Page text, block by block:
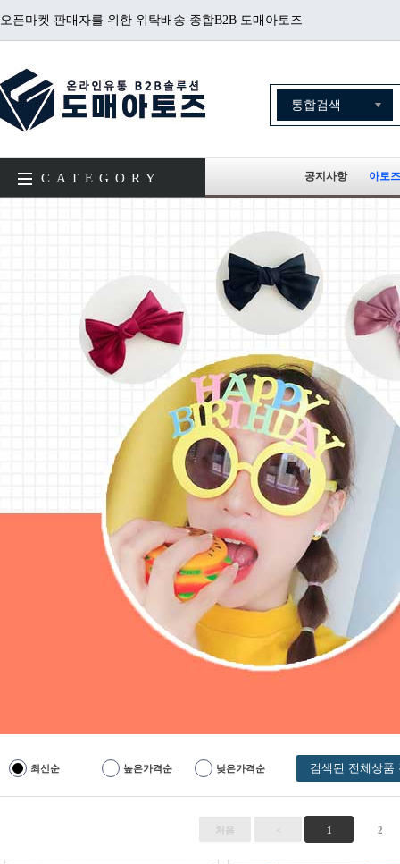
오픈마켓 판매자를 위한 위탁배송 종합B2B 도매아토즈
CATEGORY 공지사항 아토
최신순 높은가격순 낮은가격순 검색된 전체상품
처음 < 1 2